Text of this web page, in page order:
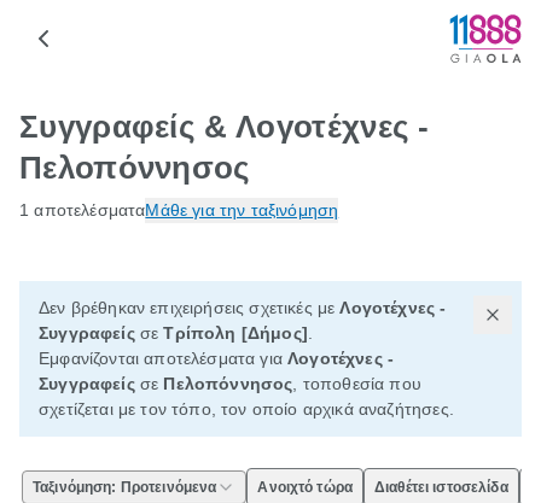
Συγγραφείς & Λογοτέχνες -
Πελοπόννησος
1 αποτελέσματαΜάθε για την ταξινόμηση
Δεν βρέθηκαν επιχειρήσεις σχετικές μεΛογοτέχνες -
ΣυγγραφείςσεΤρίπολη [Δήμος]
Εμφανίζονται αποτελέσματα γιαΛογοτέχνες -
Συγγραφείςσε Πελοπόννησος , τοποθεσία που
σχετίζεται με τον τόπο, τον οποίο αρχικά αναζήτησες.
Ταξινόμηση: Προτεινόμενα Ανοιχτό τώρα Διαθέτει ιστοσελίδα